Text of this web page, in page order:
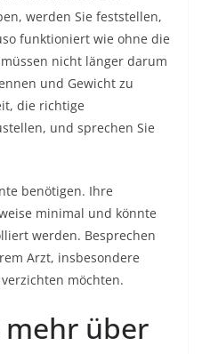
werden Sie feststellen,
funktioniert wie ohne die
nicht länger darum
und Gewicht zu
die richtige
und sprechen Sie
benötigen. Ihre
minimal und könnte
werden. Besprechen
Arzt, insbesondere
möchten.
mehr über